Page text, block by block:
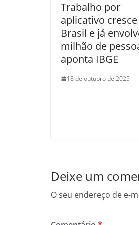
Trabalho por
aplicativo
Brasil e já
milhão de
aponta IBGE
18 de outubro de 2025
Deixe um
O seu endereço de e-